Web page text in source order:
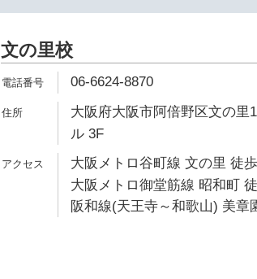
文の里校
06-6624-8870
大阪府大阪市阿倍野区文の里
ル 3F
大阪メトロ谷町線 文の里 徒
大阪メトロ御堂筋線 昭和町
阪和線(天王寺～和歌山) 美章